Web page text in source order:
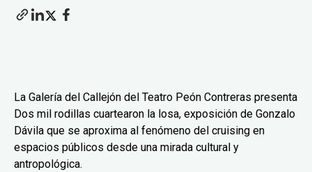
La Galería del Callejón del Teatro Peón Contreras presenta
Dos mil rodillas cuartearon la losa, exposición de Gonzalo
Dávila que se aproxima al fenómeno del cruising en
espacios públicos desde una mirada cultural y
antropológica.